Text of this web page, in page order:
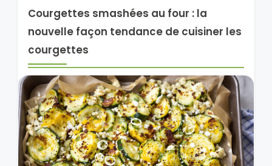
Courgettes smashées au four : la
nouvelle façon tendance de cuisiner les
courgettes